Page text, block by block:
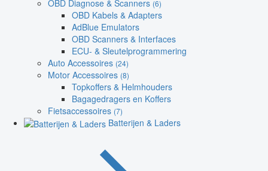
OBD Diagnose & Scanners (6)
OBD Kabels & Adapters
AdBlue Emulators
OBD Scanners & Interfaces
ECU- & Sleutelprogrammering
Auto Accessoires (24)
Motor Accessoires (8)
Topkoffers & Helmhouders
Bagagedragers en Koffers
Fietsaccessoires (7)
Batterijen & Laders